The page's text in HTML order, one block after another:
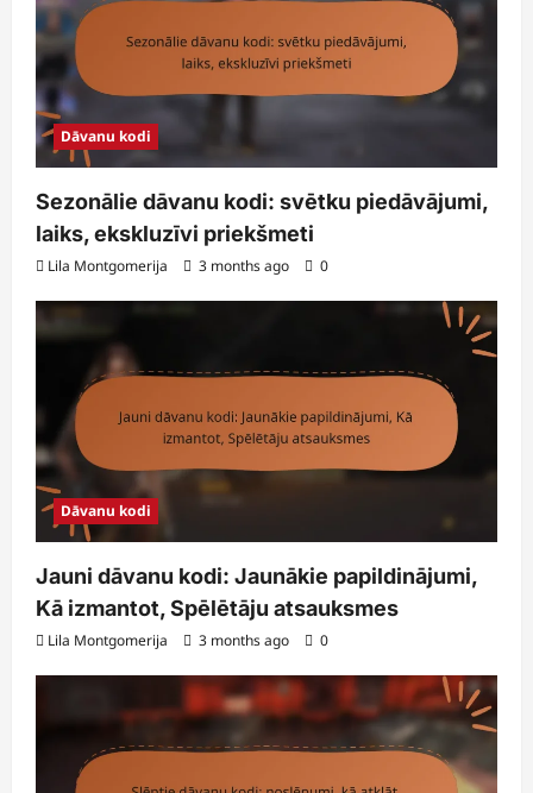
Dāvanu kodi
Sezonālie dāvanu kodi: svētku piedāvājumi,
laiks, ekskluzīvi priekšmeti
Lila Montgomerija 3 months ago 0
Dāvanu kodi
Jauni dāvanu kodi: Jaunākie papildinājumi,
Kā izmantot, Spēlētāju atsauksmes
Lila Montgomerija 3 months ago 0